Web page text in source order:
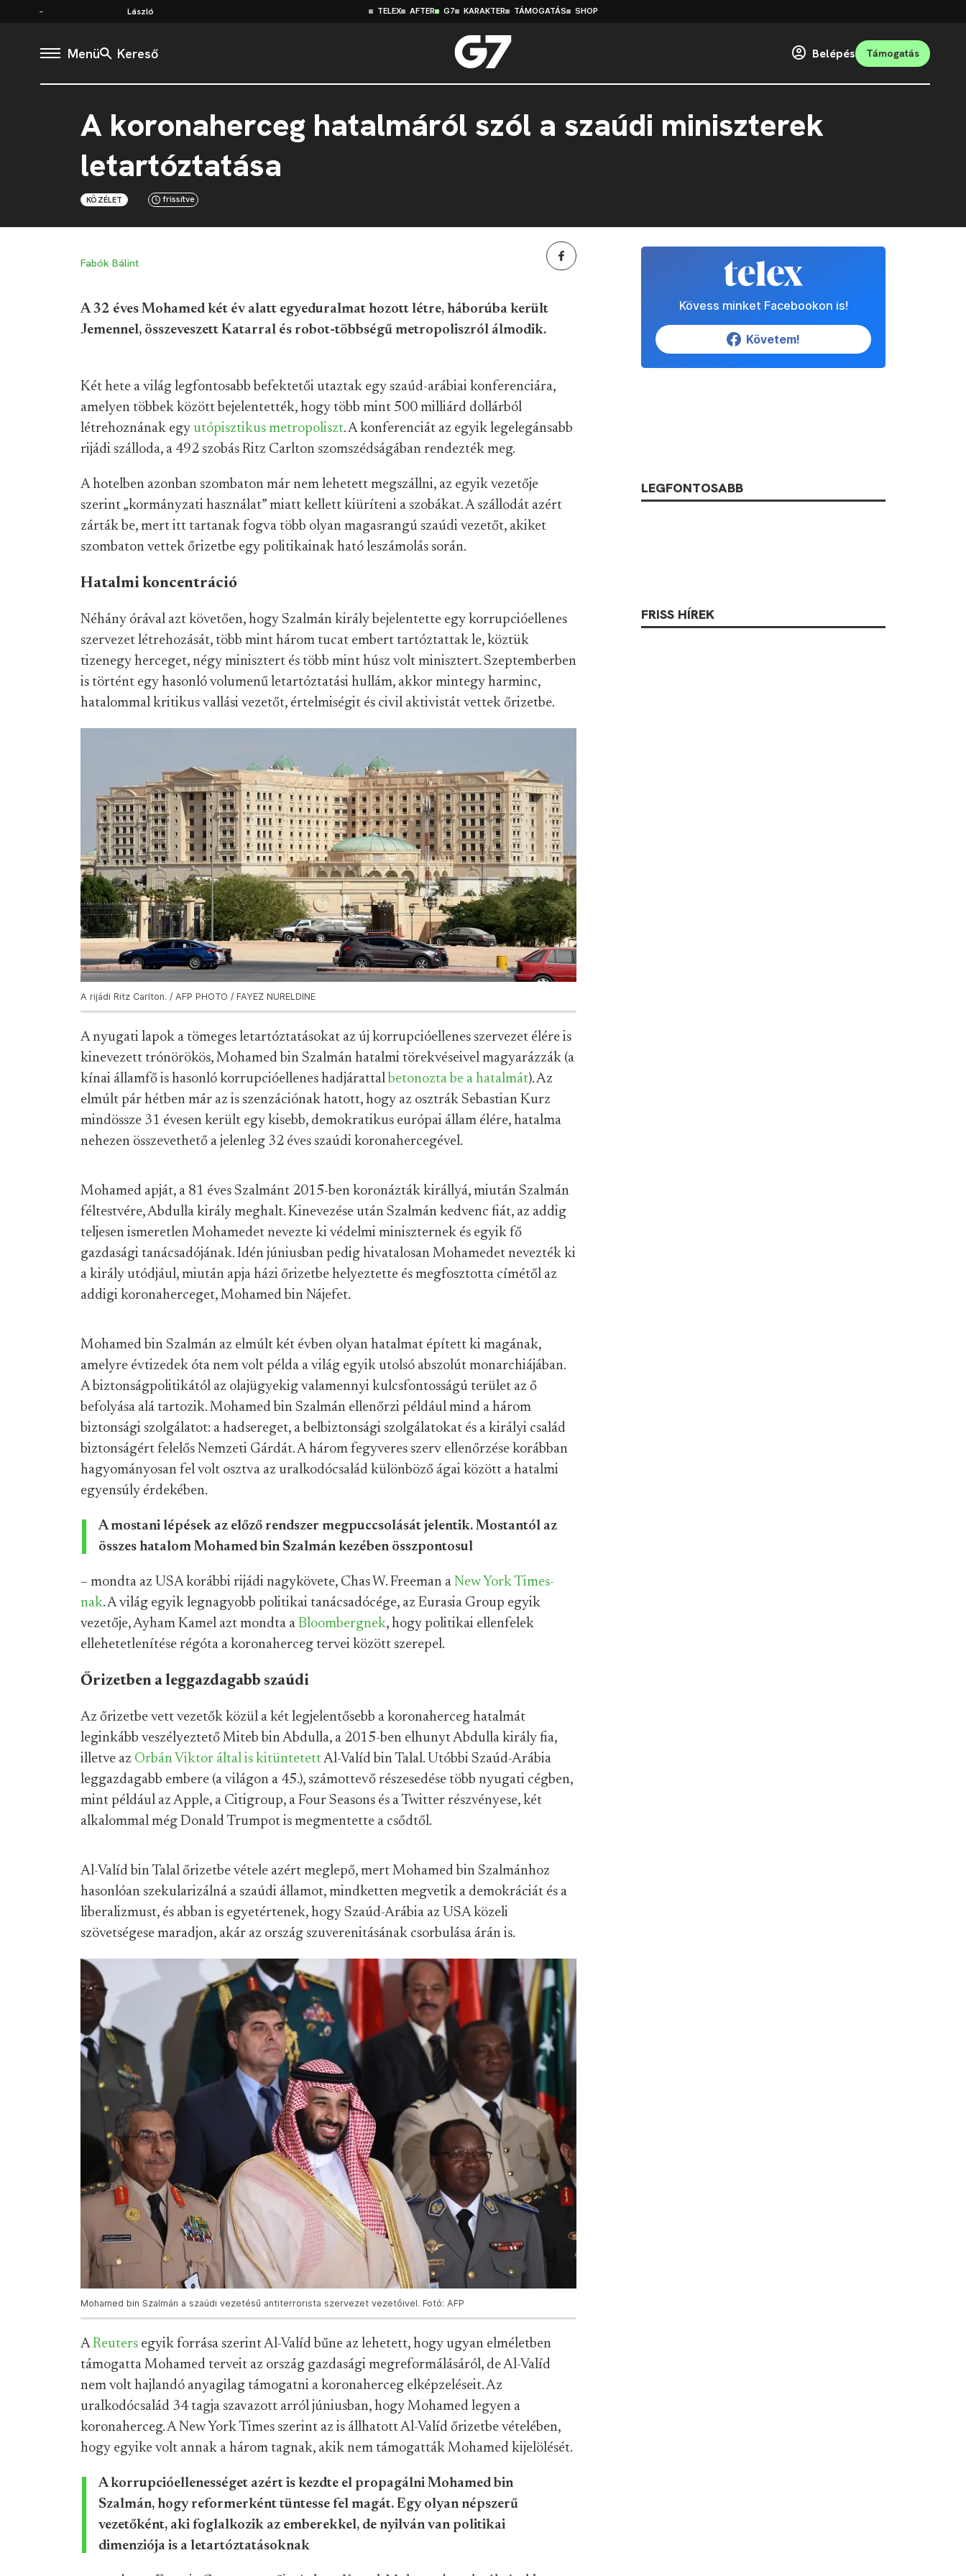
László TELEX AFTER G7 KARAKTER TÁMOGATÁS SHOP
Menü Kereső Belépés Támogatás
A koronaherceg hatalmáról szól a szaúdi miniszterek
letartóztatása
KÖZÉLET frissítve
Fabók Bálint
A 32 éves Mohamed két év alatt egyeduralmat hozott létre, háborúba került
Jemennel, összeveszett Katarral és robot-többségű metropoliszról álmodik.
Két hete a világ legfontosabb befektetői utaztak egy szaúd-arábiai konferenciára,
amelyen többek között bejelentették, hogy több mint 500 milliárd dollárból
létrehoznának egy utópisztikus metropoliszt. A konferenciát az egyik legelegánsabb
rijádi szálloda, a 492 szobás Ritz Carlton szomszédságában rendezték meg.
A hotelben azonban szombaton már nem lehetett megszállni, az egyik vezetője
szerint „kormányzati használat” miatt kellett kiüríteni a szobákat. A szállodát azért
zárták be, mert itt tartanak fogva több olyan magasrangú szaúdi vezetőt, akiket
szombaton vettek őrizetbe egy politikainak ható leszámolás során.
Hatalmi koncentráció
Néhány órával azt követően, hogy Szalmán király bejelentette egy korrupcióellenes
szervezet létrehozását, több mint három tucat embert tartóztattak le, köztük
tizenegy herceget, négy minisztert és több mint húsz volt minisztert. Szeptemberben
is történt egy hasonló volumenű letartóztatási hullám, akkor mintegy harminc,
hatalommal kritikus vallási vezetőt, értelmiségit és civil aktivistát vettek őrizetbe.
A rijádi Ritz Carlton. / AFP PHOTO / FAYEZ NURELDINE
A nyugati lapok a tömeges letartóztatásokat az új korrupcióellenes szervezet élére is
kinevezett trónörökös, Mohamed bin Szalmán hatalmi törekvéseivel magyarázzák (a
kínai államfő is hasonló korrupcióellenes hadjárattal betonozta be a hatalmát). Az
elmúlt pár hétben már az is szenzációnak hatott, hogy az osztrák Sebastian Kurz
mindössze 31 évesen került egy kisebb, demokratikus európai állam élére, hatalma
nehezen összevethető a jelenleg 32 éves szaúdi koronahercegével.
Mohamed apját, a 81 éves Szalmánt 2015-ben koronázták királlyá, miután Szalmán
féltestvére, Abdulla király meghalt. Kinevezése után Szalmán kedvenc fiát, az addig
teljesen ismeretlen Mohamedet nevezte ki védelmi miniszternek és egyik fő
gazdasági tanácsadójának. Idén júniusban pedig hivatalosan Mohamedet nevezték ki
a király utódjául, miután apja házi őrizetbe helyeztette és megfosztotta címétől az
addigi koronaherceget, Mohamed bin Nájefet.
Mohamed bin Szalmán az elmúlt két évben olyan hatalmat épített ki magának,
amelyre évtizedek óta nem volt példa a világ egyik utolsó abszolút monarchiájában.
A biztonságpolitikától az olajügyekig valamennyi kulcsfontosságú terület az ő
befolyása alá tartozik. Mohamed bin Szalmán ellenőrzi például mind a három
biztonsági szolgálatot: a hadsereget, a belbiztonsági szolgálatokat és a királyi család
biztonságért felelős Nemzeti Gárdát. A három fegyveres szerv ellenőrzése korábban
hagyományosan fel volt osztva az uralkodócsalád különböző ágai között a hatalmi
egyensúly érdekében.
A mostani lépések az előző rendszer megpuccsolását jelentik. Mostantól az
összes hatalom Mohamed bin Szalmán kezében összpontosul
– mondta az USA korábbi rijádi nagykövete, Chas W. Freeman a New York Times-
nak. A világ egyik legnagyobb politikai tanácsadócége, az Eurasia Group egyik
vezetője, Ayham Kamel azt mondta a Bloombergnek, hogy politikai ellenfelek
ellehetetlenítése régóta a koronaherceg tervei között szerepel.
Őrizetben a leggazdagabb szaúdi
Az őrizetbe vett vezetők közül a két legjelentősebb a koronaherceg hatalmát
leginkább veszélyeztető Miteb bin Abdulla, a 2015-ben elhunyt Abdulla király fia,
illetve az Orbán Viktor által is kitüntetettAl-Valíd bin Talal. Utóbbi Szaúd-Arábia
leggazdagabb embere (a világon a 45.), számottevő részesedése több nyugati cégben,
mint például az Apple, a Citigroup, a Four Seasons és a Twitter részvényese, két
alkalommal még Donald Trumpot is megmentette a csődtől.
Al-Valíd bin Talal őrizetbe vétele azért meglepő, mert Mohamed bin Szalmánhoz
hasonlóan szekularizálná a szaúdi államot, mindketten megvetik a demokráciát és a
liberalizmust, és abban is egyetértenek, hogy Szaúd-Arábia az USA közeli
szövetségese maradjon, akár az ország szuverenitásának csorbulása árán is.
Mohamed bin Szalmán a szaúdi vezetésű antiterrorista szervezet vezetőivel. Fotó: AFP
AReuters egyik forrása szerint Al-Valíd bűne az lehetett, hogy ugyan elméletben
támogatta Mohamed terveit az ország gazdasági megreformálásáról, de Al-Valíd
nem volt hajlandó anyagilag támogatni a koronaherceg elképzeléseit. Az
uralkodócsalád 34 tagja szavazott arról júniusban, hogy Mohamed legyen a
koronaherceg. A New York Times szerint az is állhatott Al-Valíd őrizetbe vételében,
hogy egyike volt annak a három tagnak, akik nem támogatták Mohamed kijelölését.
A korrupcióellenességet azért is kezdte el propagálni Mohamed bin
Szalmán, hogy reformerként tüntesse fel magát. Egy olyan népszerű
vezetőként, aki foglalkozik az emberekkel, de nyilván van politikai
dimenziója is a letartóztatásoknak
Kövess minket Facebookon is!
Követem!
LEGFONTOSABB
FRISS HÍREK